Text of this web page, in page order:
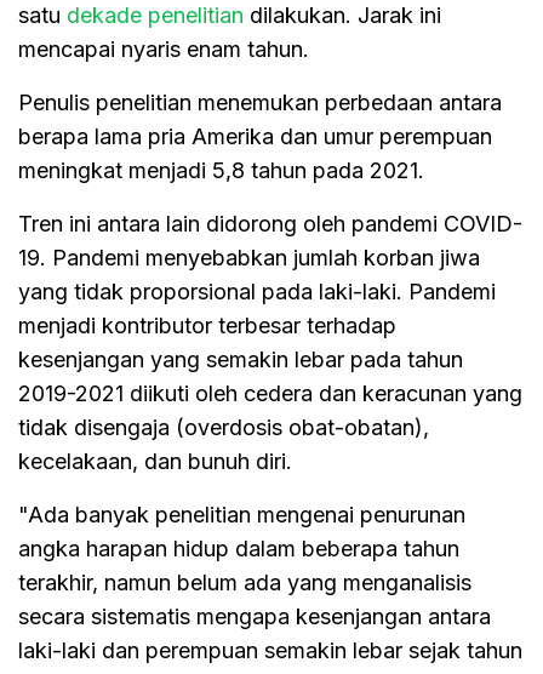
satu dekade penelitian dilakukan. Jarak ini
mencapai nyaris enam tahun.
Penulis penelitian menemukan perbedaan antara
berapa lama pria Amerika dan umur perempuan
meningkat menjadi 5,8 tahun pada 2021.
Tren ini antara lain didorong oleh pandemi COVID-
19. Pandemi menyebabkan jumlah korban jiwa
yang tidak proporsional pada laki-laki. Pandemi
menjadi kontributor terbesar terhadap
kesenjangan yang semakin lebar pada tahun
2019-2021 diikuti oleh cedera dan keracunan yang
tidak disengaja (overdosis obat-obatan),
kecelakaan, dan bunuh diri.
"Ada banyak penelitian mengenai penurunan
angka harapan hidup dalam beberapa tahun
terakhir, namun belum ada yang menganalisis
secara sistematis mengapa kesenjangan antara
laki-laki dan perempuan semakin lebar sejak tahun